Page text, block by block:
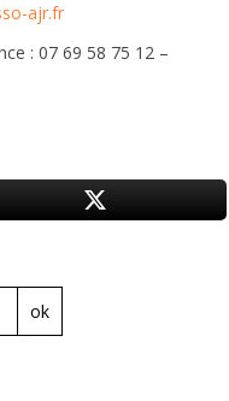
ajr.fr
: 07 69 58 75 12 –
ok